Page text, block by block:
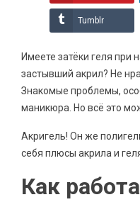
Tumblr
Имеете затёки геля
застывший акрил? Не
Знакомые проблемы,
маникюра. Но всё это
Акригель! Он же
себя плюсы акрила и
Как